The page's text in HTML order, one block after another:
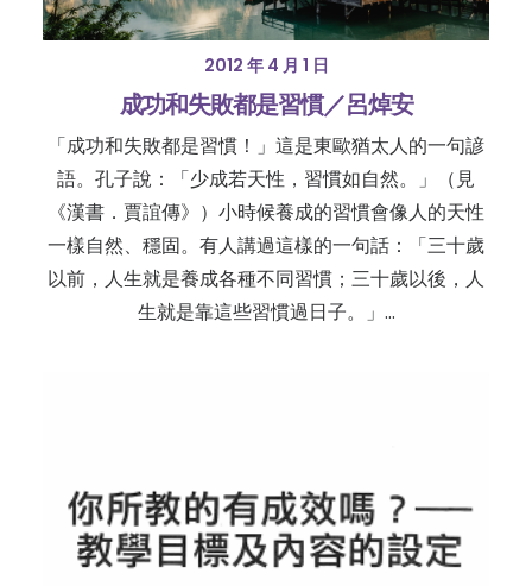
2012 年 4 月 1 日
成功和失敗都是習慣／呂焯安
「成功和失敗都是習慣！」這是東歐猶太人的一句諺
語。孔子說：「少成若天性，習慣如自然。」（見
《漢書．賈誼傳》）小時候養成的習慣會像人的天性
一樣自然、穩固。有人講過這樣的一句話：「三十歲
以前，人生就是養成各種不同習慣；三十歲以後，人
生就是靠這些習慣過日子。」…